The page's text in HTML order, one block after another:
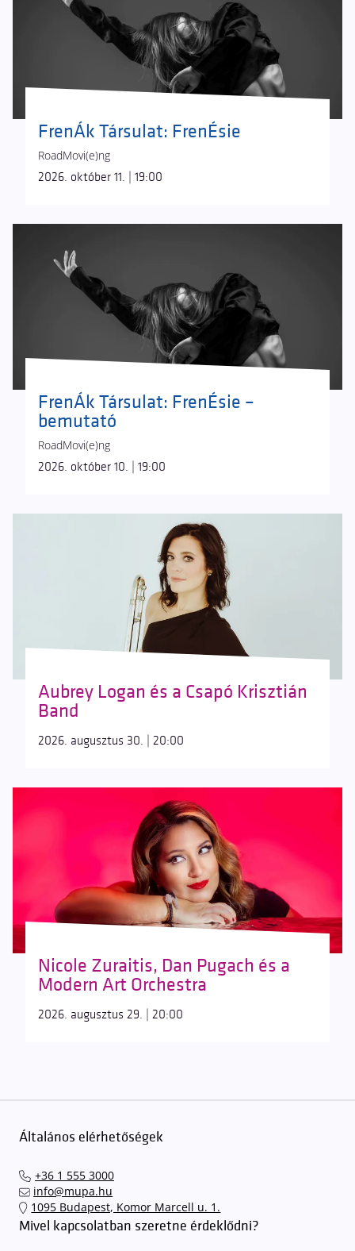
FrenÁk Társulat: FrenÉsie
RoadMovi(e)ng
2026. október 11. | 19:00
FrenÁk Társulat: FrenÉsie –
bemutató
RoadMovi(e)ng
2026. október 10. | 19:00
Aubrey Logan és a Csapó Krisztián
Band
2026. augusztus 30. | 20:00
Nicole Zuraitis, Dan Pugach és a
Modern Art Orchestra
2026. augusztus 29. | 20:00
Általános elérhetőségek
+36 1 555 3000
info@mupa.hu
1095 Budapest, Komor Marcell u. 1.
Mivel kapcsolatban szeretne érdeklődni?